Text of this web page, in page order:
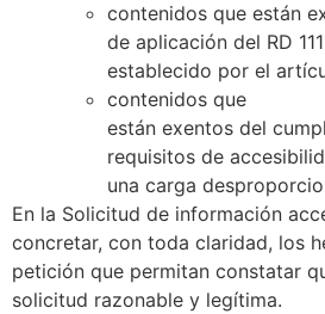
contenidos que están
de aplicación del RD
establecido por el
contenidos que
están exentos del
requisitos de
una carga
En la Solicitud de información
concretar, con toda claridad, los
petición que permitan constatar
solicitud razonable y legítima.